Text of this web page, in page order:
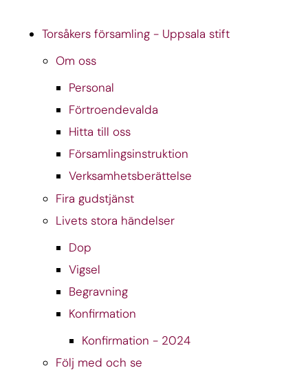
Torsåkers församling - Uppsala stift
Om oss
Personal
Förtroendevalda
Hitta till oss
Församlingsinstruktion
Verksamhetsberättelse
Fira gudstjänst
Livets stora händelser
Dop
Vigsel
Begravning
Konfirmation
Konfirmation - 2024
Följ med och se